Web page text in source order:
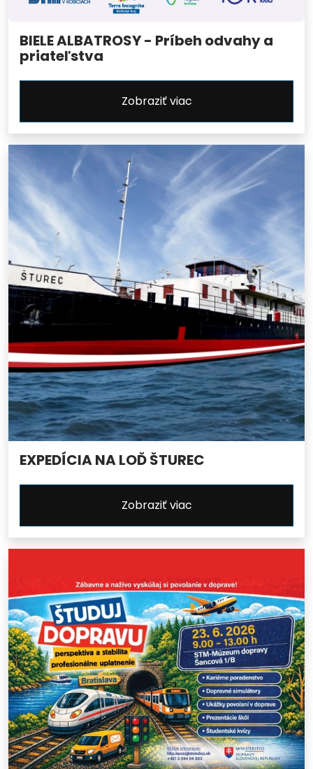
BIELE ALBATROSY - Príbeh odvahy a
priateľstva
Zobraziť viac
EXPEDÍCIA NA LOĎ ŠTUREC
Zobraziť viac